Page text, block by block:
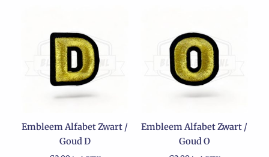
Embleem Alfabet Zwart /
Goud D
Embleem Alfabet Zwart /
Goud O